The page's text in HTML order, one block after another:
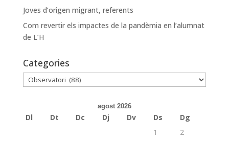
Joves d’origen migrant, referents
Com revertir els impactes de la pandèmia en l’alumnat
de L’H
Categories
Categories
agost 2026
Dl Dt Dc Dj Dv Ds
Dg
1
2